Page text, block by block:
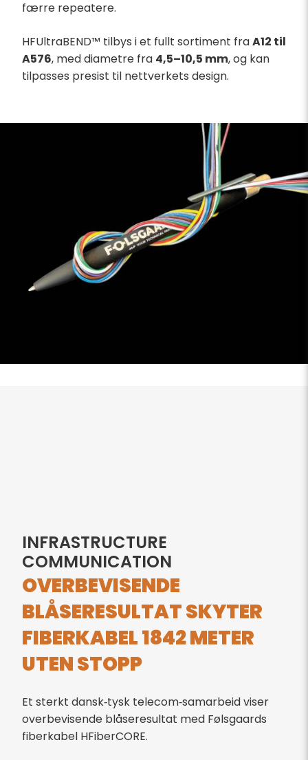
færre repeatere.
HFUltraBEND™ tilbys i et fullt sortiment fraA12 til
A576, med diametre fra 4,5–10,5 mm, og kan
tilpasses presist til nettverkets design.
INFRASTRUCTURE
COMMUNICATION
OVERBEVISENDE
BLÅSERESULTAT SKYTER
FIBERKABEL 1842 METER
UTEN STOPP
Et sterkt dansk‑tysk telecom‑samarbeid viser
overbevisende blåseresultat med Følsgaards
fiberkabel HFiberCORE.